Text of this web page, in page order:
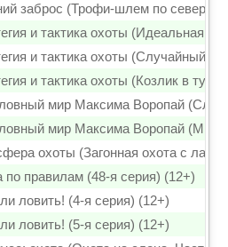
заброс (Трофи-шлем по
и тактика охоты (Идеальная
и тактика охоты (Случайный
и тактика охоты (Козлик в
мир Максима Воропай
мир Максима Воропай
охоты (Загонная охота с
по правилам (48-я серия) (12+)
ловить! (4-я серия) (12+)
ловить! (5-я серия) (12+)